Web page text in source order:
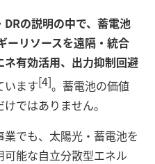
DRの説明の中で、蓄電池
ーリソースを遠隔・統合
有効活用、出力抑制回避
います[4]。蓄電池の価値
ではありません。
でも、太陽光・蓄電池を
能な自立分散型エネル